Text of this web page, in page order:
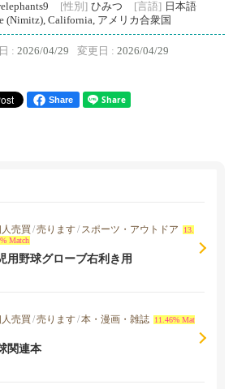
[性別] ひみつ [言語] 日本語
(Nimitz), California, アメリカ合衆国
: 2026/04/29 変更日 : 2026/04/29
Share
売買 /売ります/ スポーツ・アウトドア
13.
Match
用野球グローブ右利き用
売買 /売ります/本・漫画・雑誌
11.46% Mat
関連本